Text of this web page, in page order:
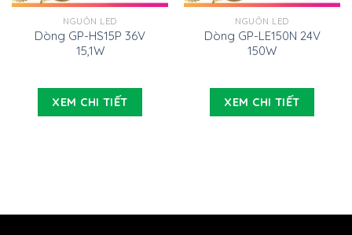
NGUỒN LED
Dòng GP-HS15P 36V
15,1W
XEM CHI TIẾT
NGUỒN LED
Dòng GP-LE150N 24V
150W
XEM CHI TIẾT